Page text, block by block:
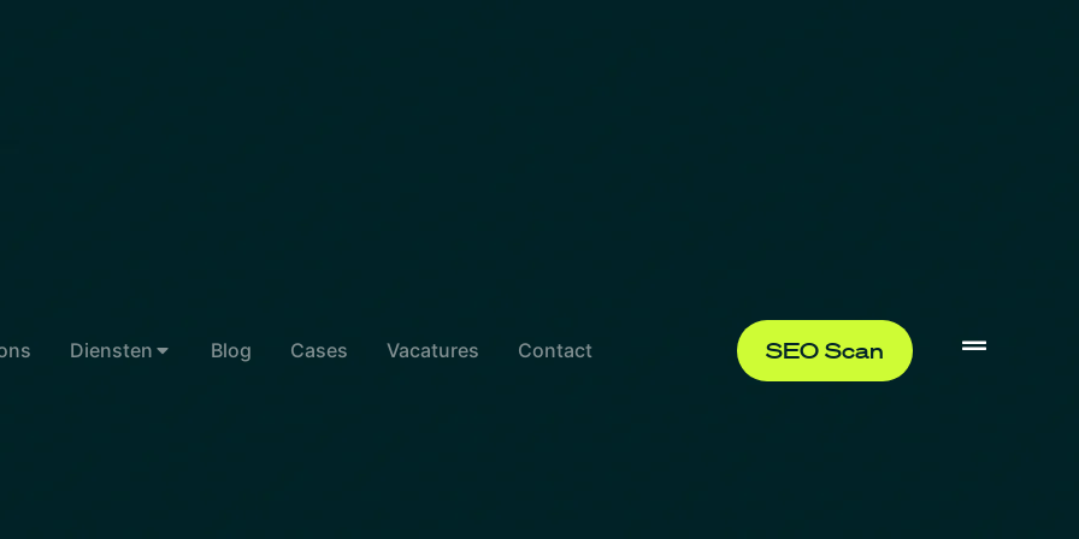
Diensten Blog Cases Vacatures Contact SEO Scan